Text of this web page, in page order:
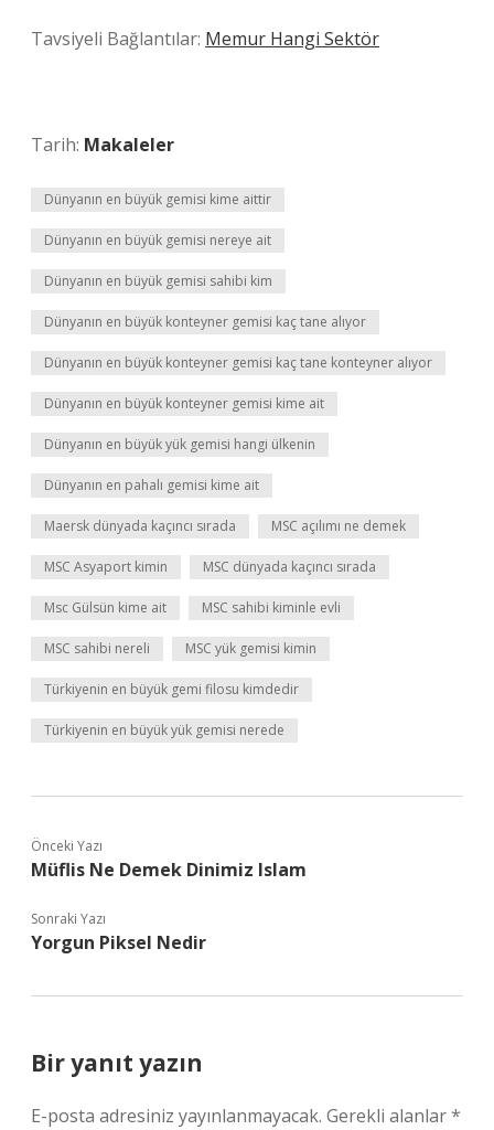
Tavsiyeli Bağlantılar: Memur Hangi Sektör
Tarih: Makaleler
Dünyanın en büyük gemisi kime aittir
Dünyanın en büyük gemisi nereye ait
Dünyanın en büyük gemisi sahibi kim
Dünyanın en büyük konteyner gemisi kaç tane alıyor
Dünyanın en büyük konteyner gemisi kaç tane konteyner alıyor
Dünyanın en büyük konteyner gemisi kime ait
Dünyanın en büyük yük gemisi hangi ülkenin
Dünyanın en pahalı gemisi kime ait
Maersk dünyada kaçıncı sırada MSC açılımı ne demek
MSC Asyaport kimin MSC dünyada kaçıncı sırada
Msc Gülsün kime ait MSC sahibi kiminle evli
MSC sahibi nereli MSC yük gemisi kimin
Türkiyenin en büyük gemi filosu kimdedir
Türkiyenin en büyük yük gemisi nerede
Önceki Yazı
Müflis Ne Demek Dinimiz Islam
Sonraki Yazı
Yorgun Piksel Nedir
Bir yanıt yazın
E-posta adresiniz yayınlanmayacak. Gerekli alanlar*